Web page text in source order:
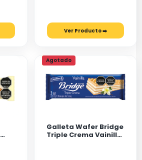
Ver Producto ➡️
GRATIS
Agotado
Galleta Wafer Bridge
Triple Crema Vainilla